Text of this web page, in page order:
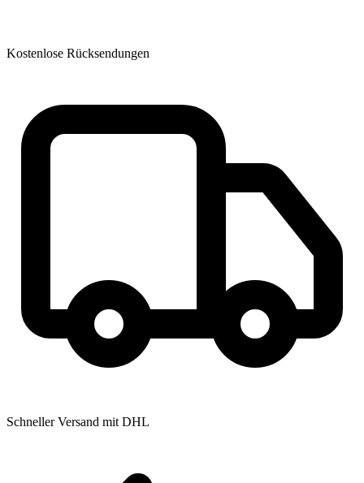
Kostenlose Rücksendungen
Schneller Versand mit DHL